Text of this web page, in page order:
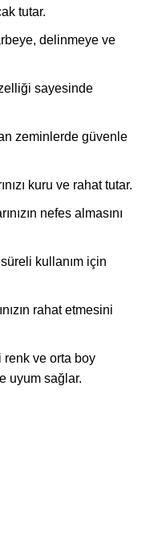
tutar.
delinmeye ve
sayesinde
zeminlerde güvenle
kuru ve rahat tutar.
nefes almasını
kullanım için
rahat etmesini
renk ve orta boy
uyum sağlar.